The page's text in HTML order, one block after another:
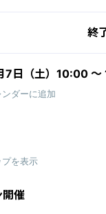
終
7日（土）10:00 〜
ンダーに追加
プを表示
開催